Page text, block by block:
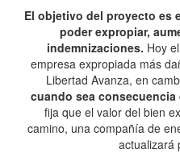
El objetivo del proyecto es
poder expropiar,
indemnizaciones. Hoy
empresa expropiada más
Libertad Avanza, en
cuando sea
fija que el valor del bien
camino, una compañía de
actualizará